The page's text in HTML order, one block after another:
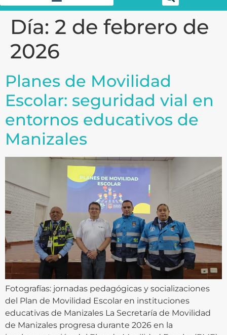
Día: 2 de febrero de
2026
Planes de Movilidad
Escolar: seguridad vial en
entornos educativos de
Manizales
Fotografías: jornadas pedagógicas y socializaciones
del Plan de Movilidad Escolar en instituciones
educativas de Manizales La Secretaría de Movilidad
de Manizales progresa durante 2026 en la